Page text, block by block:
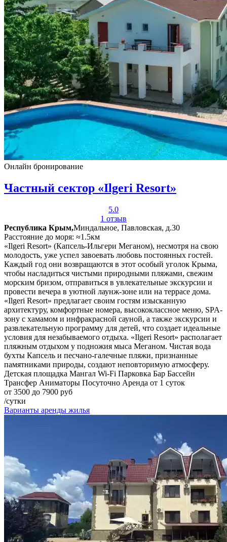
Онлайн бронирование
Частный сектор «Ilgeri Resort»
5.0
1 отзыв
Республика Крым,Миндальное, Павловская, д.30
Расстояние до моря: ≈1.5км
«Ilgeri Resort» (Капсель-Ильгери Меганом), несмотря на свою
молодость, уже успел завоевать любовь постоянных гостей.
Каждый год они возвращаются в этот особый уголок Крыма,
чтобы насладиться чистыми природными пляжами, свежим
морским бризом, отправиться в увлекательные экскурсии и
провести вечера в уютной лаунж-зоне или на террасе дома.
«Ilgeri Resort» предлагает своим гостям изысканную
архитектуру, комфортные номера, высококлассное меню, SPA-
зону с хамамом и инфракрасной сауной, а также экскурсии и
развлекательную программу для детей, что создает идеальные
условия для незабываемого отдыха. «Ilgeri Resort» располагает
пляжным отдыхом у подножия мыса Меганом. Чистая вода
бухты Капсель и песчано-галечные пляжи, признанные
памятниками природы, создают неповторимую атмосферу.
Детская площадка Мангал Wi-Fi Парковка Бар Бассейн
Трансфер Аниматоры Посуточно Аренда от 1 суток
от 3500 до 7900 руб
/сутки
Варианты аренды жилья